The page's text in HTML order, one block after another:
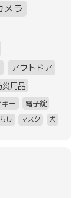
メラ
アウトドア
災用品
ー
電子錠
し マスク 犬